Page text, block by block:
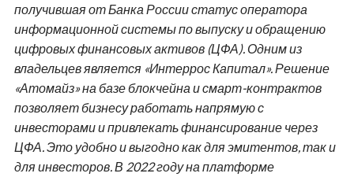
получившая от Банка России статус оператора
информационной системы по выпуску и обращению
цифровых финансовых активов (ЦФА). Одним из
владельцев является «Интеррос Капитал». Решение
«Атомайз» на базе блокчейна и смарт-контрактов
позволяет бизнесу работать напрямую с
инвесторами и привлекать финансирование через
ЦФА. Это удобно и выгодно как для эмитентов, так и
для инвесторов. В 2022 году на платформе